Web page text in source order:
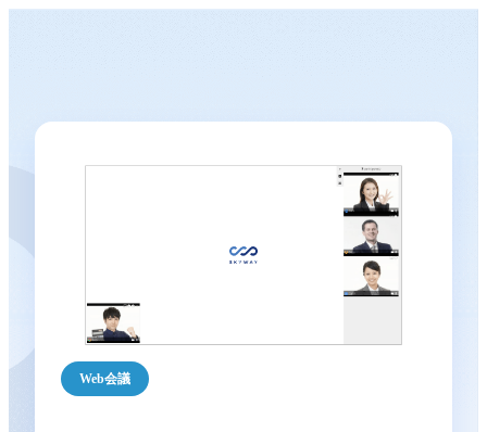
Web会議